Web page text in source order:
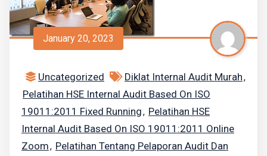
January 20, 2023
Uncategorized Diklat Internal Audit Murah,
Pelatihan HSE Internal Audit Based On ISO
19011:2011 Fixed Running, Pelatihan HSE
Internal Audit Based On ISO 19011:2011 Online
Zoom, Pelatihan Tentang Pelaporan Audit Dan